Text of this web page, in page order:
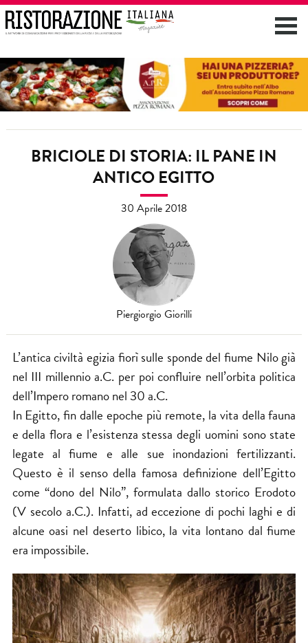
BRICIOLE DI STORIA: IL PANE IN
ANTICO EGITTO
30 Aprile 2018
Piergiorgio Giorilli
L’antica civiltà egizia fiorì sulle sponde del fiume Nilo già
nel III millennio a.C. per poi confluire nell’orbita politica
dell’Impero romano nel 30 a.C.
In Egitto, fin dalle epoche più remote, la vita della fauna
e della flora e l’esistenza stessa degli uomini sono state
legate al fiume e alle sue inondazioni fertilizzanti.
Questo è il senso della famosa definizione dell’Egitto
come “dono del Nilo”, formulata dallo storico Erodoto
(V secolo a.C.). Infatti, ad eccezione di pochi laghi e di
alcune oasi nel deserto libico, la vita lontano dal fiume
era impossibile.